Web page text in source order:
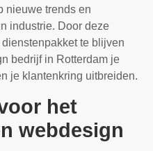
nieuwe trends en
industrie. Door deze
te blijven
bedrijf in Rotterdam je
je klantenkring uitbreiden.
het
webdesign